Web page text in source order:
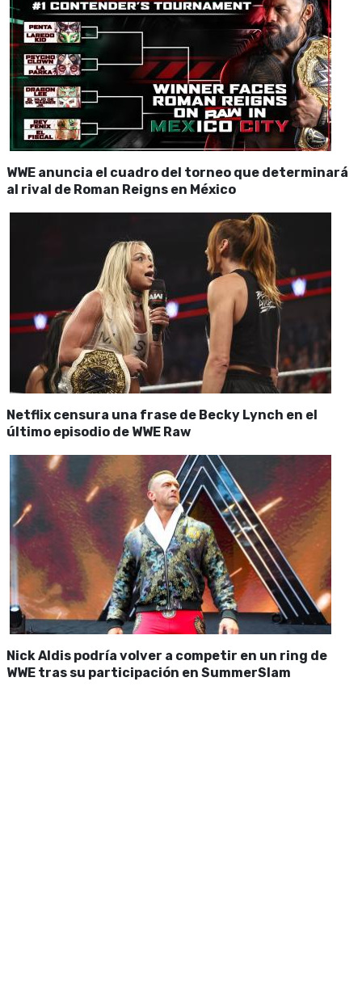
WWE anuncia el cuadro del torneo que determinará
al rival de Roman Reigns en México
Netflix censura una frase de Becky Lynch en el
último episodio de WWE Raw
Nick Aldis podría volver a competir en un ring de
WWE tras su participación en SummerSlam